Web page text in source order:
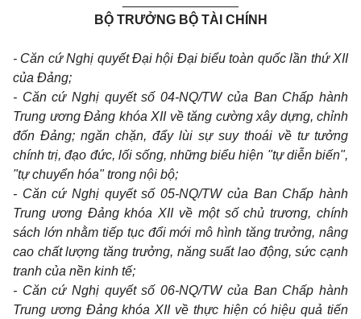
BỘ TRƯỞNG BỘ TÀI CHÍNH
- Căn cứ Nghị quyết Đại hội Đại biểu toàn quốc lần thứ XII
của Đảng;
- Căn cứ Nghị quyết số 04-NQ/TW của Ban Chấp hành
Trung ương Đảng khóa XII về tăng cường xây dựng, chỉnh
đốn Đảng; ngăn chặn, đẩy lùi sự suy thoái về tư tưởng
chính trị, đạo đức, lối sống, những biểu hiện "tự diễn biến",
"tự chuyển hóa" trong nội bộ;
- Căn cứ Nghị quyết số 05-NQ/TW của Ban Chấp hành
Trung ương Đảng khóa XII về một số chủ trương, chính
sách lớn nhằm tiếp tục đổi mới mô hình tăng trưởng, nâng
cao chất lượng tăng trưởng, năng suất lao động, sức cạnh
tranh của nền kinh tế;
- Căn cứ Nghị quyết số 06-NQ/TW của Ban Chấp hành
Trung ương ĐảngkhóaXII về thực hiện có hiệu quả tiến